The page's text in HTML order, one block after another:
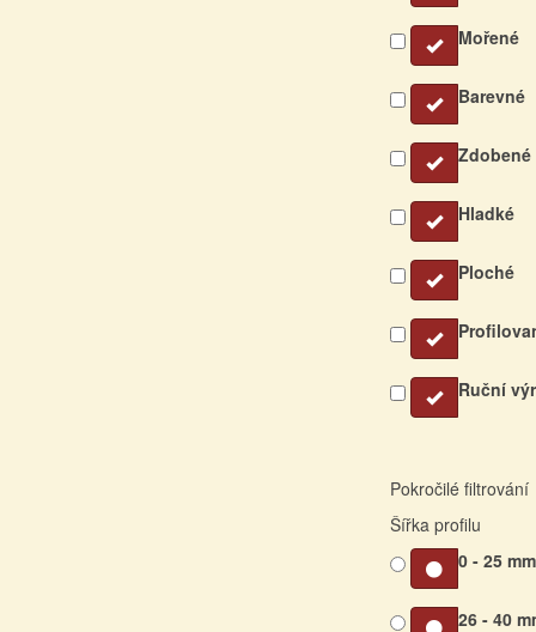
Mořené
Barevné
Zdobené
Hladké
Ploché
Ruční
Pokročilé filtrování
Šířka profilu
0 - 25
26 - 40